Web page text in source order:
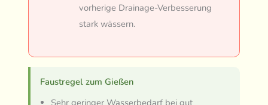
vorherige Drainage-Verbesserung
stark wässern.
Faustregel zum Gießen